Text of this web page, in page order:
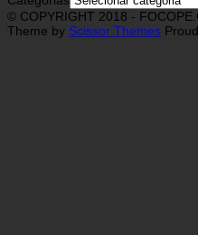
© COPYRIGHT 2018 -
Theme by Scissor Themes